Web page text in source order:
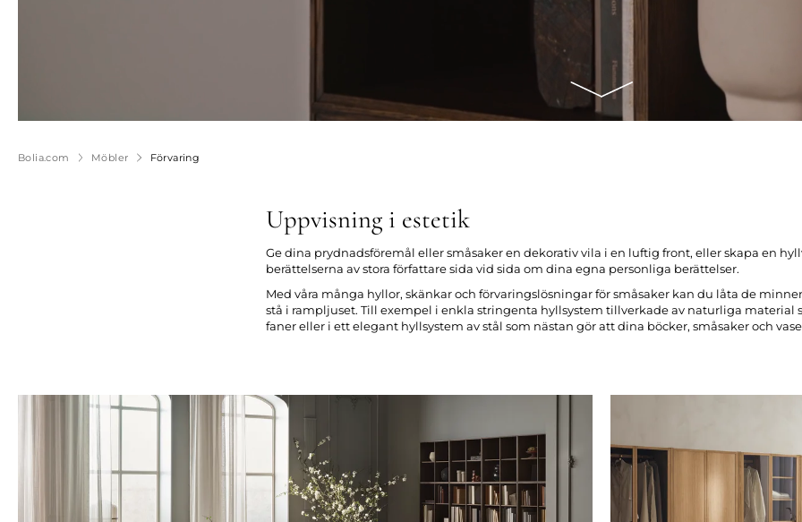
Bolia.com Möbler Förvaring
Uppvisning i estetik
Ge dina prydnadsföremål eller småsaker en dekorativ vila i en luftig front, eller skapa en
berättelserna av stora författare sida vid sida om dina egna personliga berättelser.
Med våra många hyllor, skänkar och förvaringslösningar för småsaker kan du låta de
stå i rampljuset. Till exempel i enkla stringenta hyllsystem tillverkade av naturliga material
faner eller i ett elegant hyllsystem av stål som nästan gör att dina böcker, småsaker och